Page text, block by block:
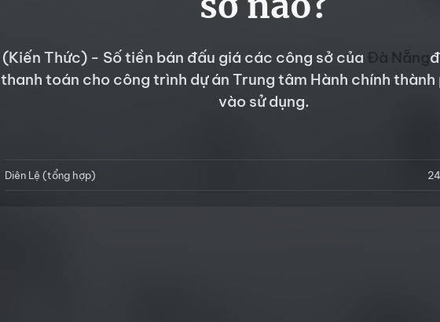
(Kiến Thức) - Số tiền bán đấu giá các công sở của Đà Nẵng
thanh toán cho công trình dự án Trung tâm Hành chính thành
vào sử dụng.
Diên Lệ (tổng hợp)